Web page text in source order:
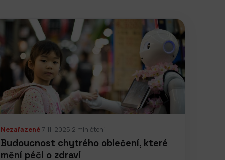
Nezařazené·7. 11. 2025·2 min čtení
Budoucnost chytrého oblečení, které
mění péči o zdraví